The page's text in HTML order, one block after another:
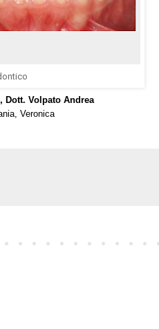
Dott. Volpato Andrea
Veronica